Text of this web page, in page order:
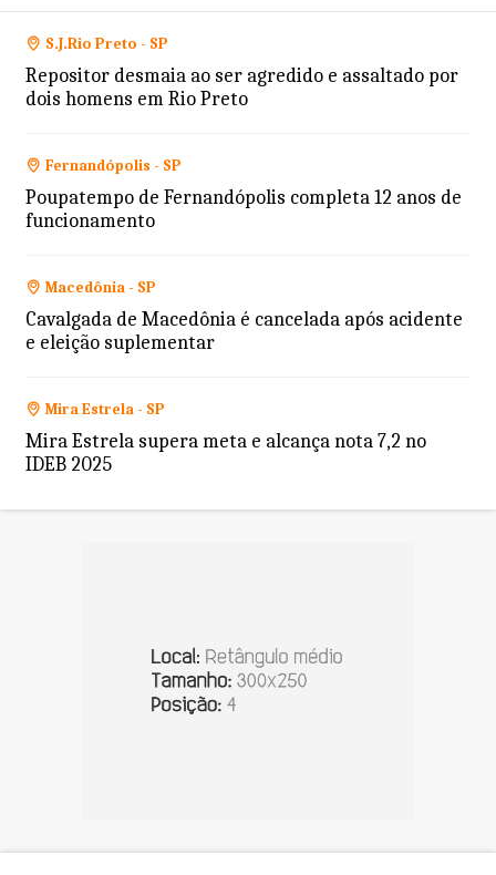
S.J.Rio Preto - SP
Repositor desmaia ao ser agredido e assaltado por
dois homens em Rio Preto
Fernandópolis - SP
Poupatempo de Fernandópolis completa 12 anos de
funcionamento
Macedônia - SP
Cavalgada de Macedônia é cancelada após acidente
e eleição suplementar
Mira Estrela - SP
Mira Estrela supera meta e alcança nota 7,2 no
IDEB 2025